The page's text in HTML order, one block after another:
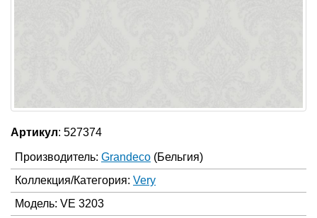
Артикул: 527374
Производитель: Grandeco (Бельгия)
Коллекция/Категория: Very
Модель: VE 3203